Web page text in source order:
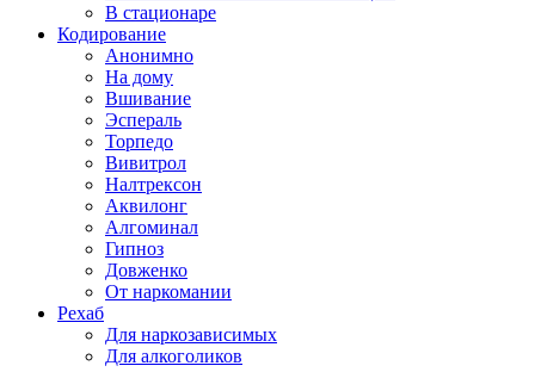
В стационаре
Кодирование
Анонимно
На дому
Вшивание
Эспераль
Торпедо
Вивитрол
Налтрексон
Аквилонг
Алгоминал
Гипноз
Довженко
От наркомании
Рехаб
Для наркозависимых
Для алкоголиков